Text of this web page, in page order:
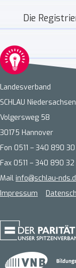
Die
Landesverband
SCHLAU
Volgersweg 58
30175 Hannover
Fon 0511 – 340 890 30
Fax 0511 – 340 890 32
Mail info@schlau-
Impressum